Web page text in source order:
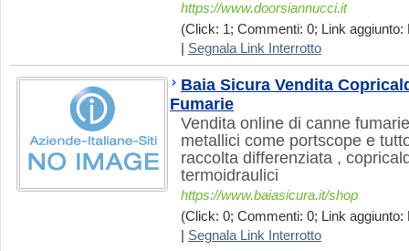
https://www.doorsiannucci.it
(Click: 1; Commenti: 0; Link aggiunto:
Segnala Link Interrotto
Baia Sicura Vendita
Fumarie
Vendita online di canne
metallici come portscope e
raccolta differenziata ,
termoidraulici
https://www.baiasicura.it/shop
(Click: 0; Commenti: 0; Link aggiunto:
Segnala Link Interrotto